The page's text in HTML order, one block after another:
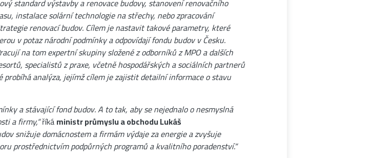
standard výstavby a renovace budovy, stanovení renovačního
instalace solární technologie na střechy, nebo zpracování
renovací budov. Cílem je nastavit takové parametry, které
v potaz národní podmínky a odpovídají fondu budov v Česku.
na tom expertní skupiny složené z odborníků z MPO a dalších
specialistů z praxe, včetně hospodářských a sociálních partnerů
analýza, jejímž cílem je zajistit detailní informace o stavu
a stávající fond budov. A to tak, aby se nejednalo o nesmyslná
a firmy,“říkáministr průmyslu a obchodu Lukáš
snižuje domácnostem a firmám výdaje za energie a zvyšuje
prostřednictvím podpůrných programů a kvalitního poradenství.“